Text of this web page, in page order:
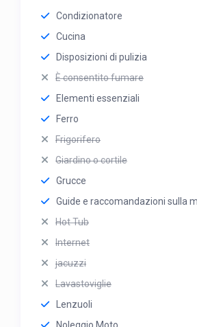
Condizionatore
Cucina
Disposizioni di pulizia
È consentito fumare
Elementi essenziali
Ferro
Frigorifero
Giardino o cortile
Grucce
Guide e raccomandazioni sulla
Hot Tub
Internet
jacuzzi
Lavastoviglie
Lenzuoli